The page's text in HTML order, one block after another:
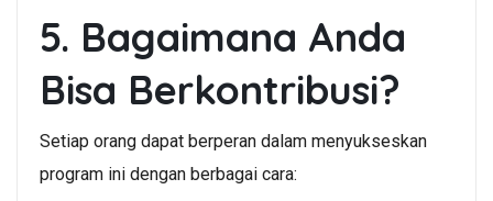
5. Bagaimana Anda
Bisa Berkontribusi?
Setiap orang dapat berperan dalam menyukseskan
program ini dengan berbagai cara: